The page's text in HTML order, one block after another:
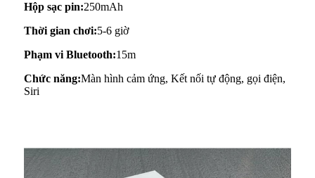
Hộp sạc pin:250mAh
Thời gian chơi:5-6 giờ
Phạm vi Bluetooth:15m
Chức năng:Màn hình cảm ứng, Kết nối tự động, gọi điện,
Siri